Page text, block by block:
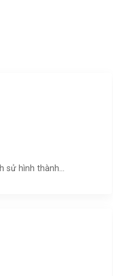
sử hình thành...